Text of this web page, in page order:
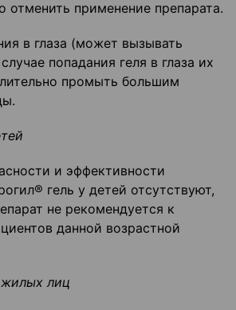
отменить применение препарата.
в глаза (может вызывать
попадания геля в глаза их
промыть большим
и эффективности
гель у детей отсутствуют,
не рекомендуется к
данной возрастной
лиц